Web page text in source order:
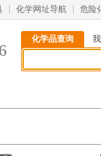
化学网址导航 危险
化学品查询